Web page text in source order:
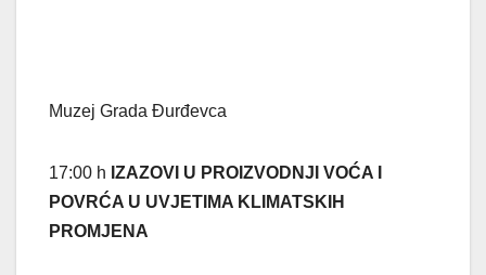
Muzej Grada Đurđevca
17:00 h IZAZOVI U PROIZVODNJI VOĆA I
POVRĆA U UVJETIMA KLIMATSKIH
PROMJENA